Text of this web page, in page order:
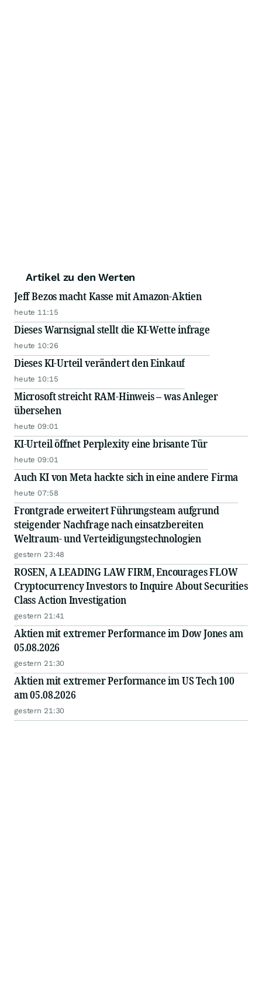
Artikel zu den Werten
Jeff Bezos macht Kasse mit Amazon-Aktien
heute 11:15
Dieses Warnsignal stellt die KI-Wette infrage
heute 10:26
Dieses KI-Urteil verändert den Einkauf
heute 10:15
Microsoft streicht RAM-Hinweis – was Anleger
übersehen
heute 09:01
KI-Urteil öffnet Perplexity eine brisante Tür
heute 09:01
Auch KI von Meta hackte sich in eine andere Firma
heute 07:58
Frontgrade erweitert Führungsteam aufgrund
steigender Nachfrage nach einsatzbereiten
Weltraum- und Verteidigungstechnologien
gestern 23:48
ROSEN, A LEADING LAW FIRM, Encourages FLOW
Cryptocurrency Investors to Inquire About Securities
Class Action Investigation
gestern 21:41
Aktien mit extremer Performance im Dow Jones am
05.08.2026
gestern 21:30
Aktien mit extremer Performance im US Tech 100
am 05.08.2026
gestern 21:30